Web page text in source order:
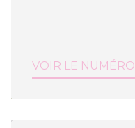
VOIR LE NUMÉRO